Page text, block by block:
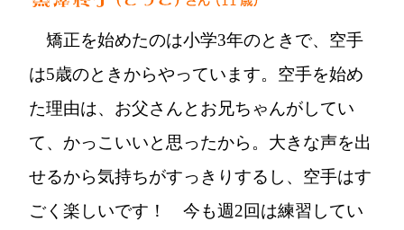
矯正を始めたのは小学3年のときで、空手
は5歳のときからやっています。空手を始め
た理由は、お父さんとお兄ちゃんがしてい
て、かっこいいと思ったから。大きな声を出
せるから気持ちがすっきりするし、空手はす
ごく楽しいです！ 今も週2回は練習してい